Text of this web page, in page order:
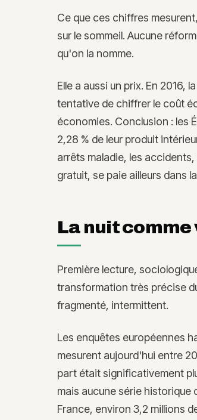
Ce que ces chiffres
sur le sommeil. Aucune
qu'on la nomme.
Elle a aussi un prix. En 2016,
tentative de chiffrer le coût
économies. Conclusion : les
2,28 % de leur produit
arrêts maladie, les
gratuit, se paie ailleurs dans
La nuit
Première lecture,
transformation très précise
fragmenté, intermittent.
Les enquêtes européennes
mesurent aujourd'hui entre
part était significativement
mais aucune série historique
France, environ 3,2 millions